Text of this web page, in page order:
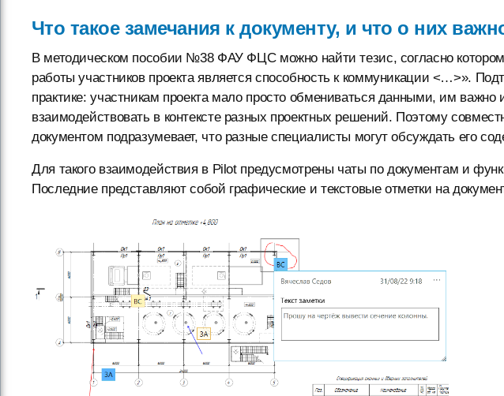
Что такое замечания к документу, и что о них
В методическом пособии №38 ФАУ ФЦС можно найти тезис, согласно
работы участников проекта является способность к коммуникации <…>».
практике: участникам проекта мало просто обмениваться данными, им важно
взаимодействовать в контексте разных проектных решений. Поэтому
документом подразумевает, что разные специалисты могут обсуждать его
Для такого взаимодействия в Pilot предусмотрены чаты по документам и
Последние представляют собой графические и текстовые отметки на